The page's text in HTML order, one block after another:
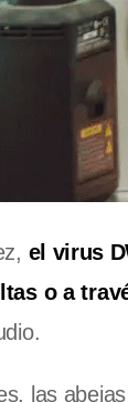
el virus
o a
las